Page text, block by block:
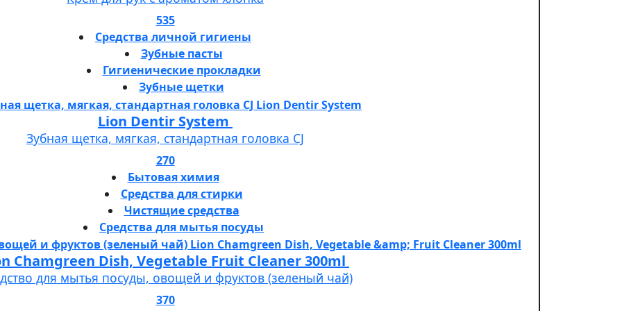
535
Средства личной гигиены
Зубные пасты
Гигиенические прокладки
Зубные щетки
Lion Dentir System
Зубная щетка, мягкая, стандартная головка СJ
270
Бытовая химия
Средства для стирки
Чистящие средства
Средства для мытья посуды
Lion Chamgreen Dish, Vegetable Fruit Cleaner 300ml
для мытья посуды, овощей и фруктов (зеленый чай)
370